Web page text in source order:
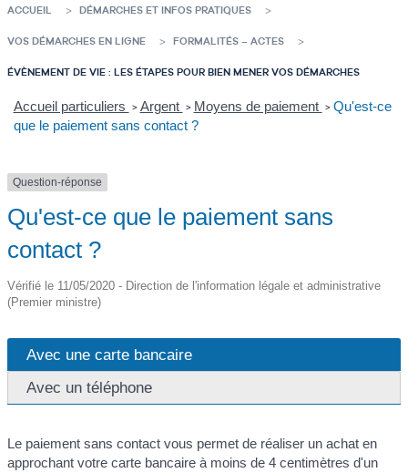
ACCUEIL DÉMARCHES ET INFOS PRATIQUES
VOS DÉMARCHES EN LIGNE FORMALITÉS – ACTES
ÉVÈNEMENT DE VIE : LES ÉTAPES POUR BIEN MENER VOS DÉMARCHES
Accueil particuliers > Argent > Moyens de paiement > Qu'est-ce
que le paiement sans contact ?
Question-réponse
Qu'est-ce que le paiement sans
contact ?
Vérifié le 11/05/2020 - Direction de l'information légale et administrative
(Premier ministre)
Avec une carte bancaire
Avec un téléphone
Le paiement sans contact vous permet de réaliser un achat en
approchant votre carte bancaire à moins de 4 centimètres d'un